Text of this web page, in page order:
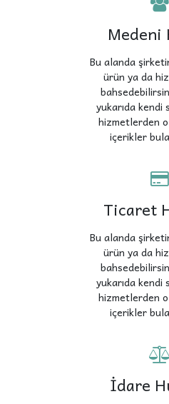
Medeni
Bu alanda
ürün ya da
yukarıda kendi
hizmetlerden
içerikler
Ticaret
Bu alanda
ürün ya da
yukarıda kendi
hizmetlerden
içerikler
İdare